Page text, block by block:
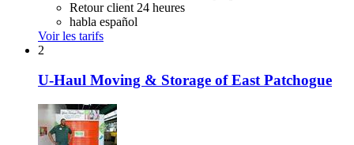
Retour client 24 heures
habla español
Voir les tarifs
2
U-Haul Moving & Storage of East Patchogue